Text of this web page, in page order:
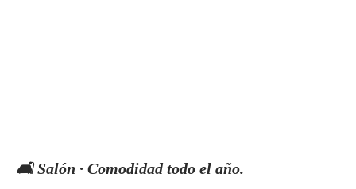
🛋️ Salón · Comodidad todo el año.